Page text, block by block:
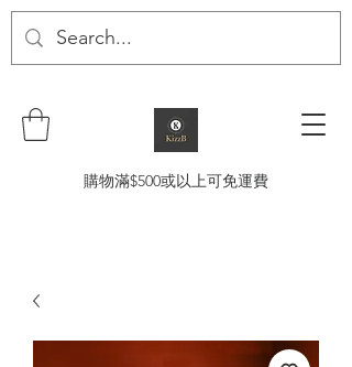
購物滿$500或以上可免運費